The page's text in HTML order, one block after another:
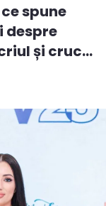
spune
despre
și cruc...